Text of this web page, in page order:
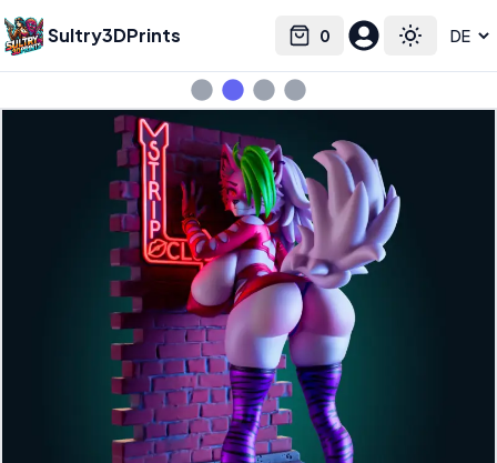
Sultry3DPrints 0
Cart Toggle
Select language